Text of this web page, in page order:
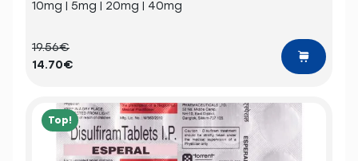
10mg | 5mg | 20mg | 40mg
19.56€
14.70€
Top!